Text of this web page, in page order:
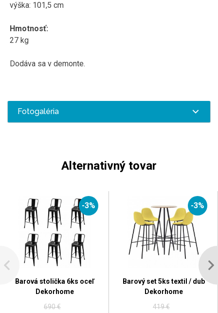
výška: 101,5 cm
Hmotnosť:
27 kg
Dodáva sa v demonte.
Fotogaléria
Alternativný tovar
-3%
Barová stolička 6ks oceľ
Dekorhome
690 €
-3%
Barový set 5ks textil / dub
Dekorhome
419 €